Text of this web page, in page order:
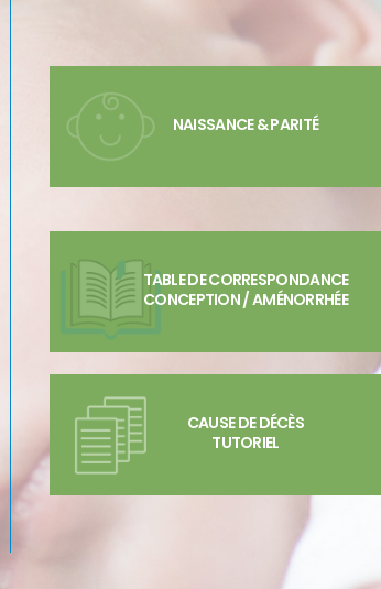
NAISSANCE & PARITÉ
TABLE DE CORRESPONDANCE
CONCEPTION / AMÉNORRHÉE
CAUSE DE DÉCÈS
TUTORIEL